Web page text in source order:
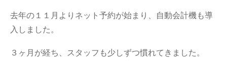
去年の１１月よりネット予約が始まり、自動会計機も導
入しました。
３ヶ月が経ち、スタッフも少しずつ慣れてきました。